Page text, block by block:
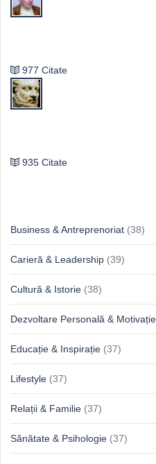
977 Citate
935 Citate
Business & Antreprenoriat (38)
Carieră & Leadership (39)
Cultură & Istorie (38)
Dezvoltare Personală & Motivație
Educație & Inspirație (37)
Lifestyle (37)
Relații & Familie (37)
Sănătate & Psihologie (37)